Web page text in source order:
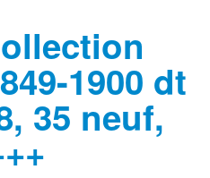
1900 dt
35 neuf,